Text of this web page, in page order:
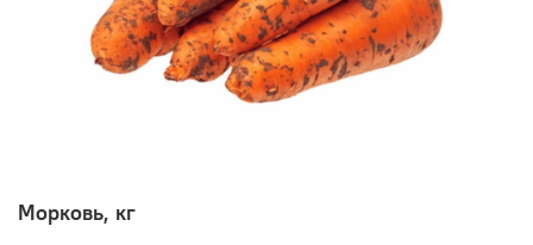
Морковь, кг